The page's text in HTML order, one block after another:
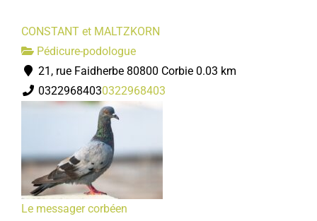
CONSTANT et MALTZKORN
Pédicure-podologue
21, rue Faidherbe 80800 Corbie 0.03 km
03229684030322968403
Le messager corbéen